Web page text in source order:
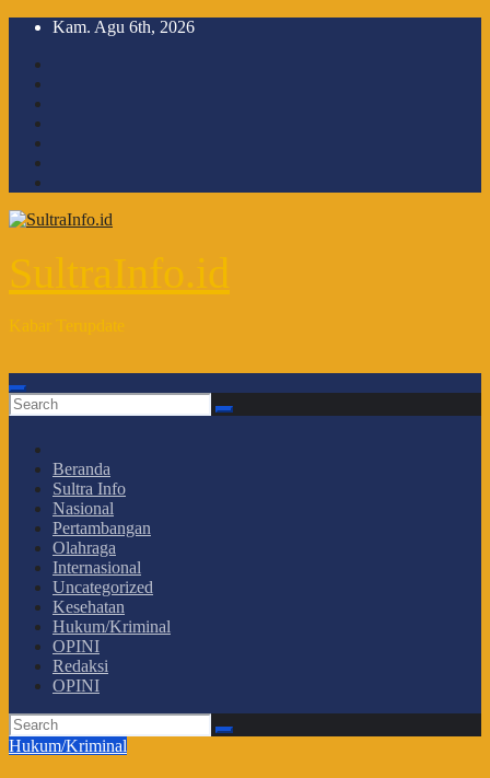
Skip
content
Kam. Agu 6th, 2026
SultraInfo.id
Kabar Terupdate
Beranda
Sultra Info
Nasional
Pertambangan
Olahraga
Internasional
Uncategorized
Kesehatan
Hukum/Kriminal
OPINI
Redaksi
OPINI
Hukum/Kriminal